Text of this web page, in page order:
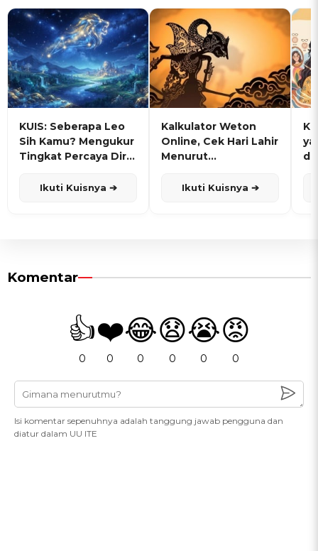
KUIS: Seberapa Leo
Sih Kamu? Mengukur
Tingkat Percaya Diri
Ikuti Kuisnya ➔
Kalkulator Weton
Online, Cek Hari Lahir
Menurut
Ikuti Kuisnya ➔
Komentar
👍
0
❤️
0
😂
0
😧
0
😭
0
😡
0
Isi komentar sepenuhnya adalah tanggung jawab pengguna dan
diatur dalam UU ITE